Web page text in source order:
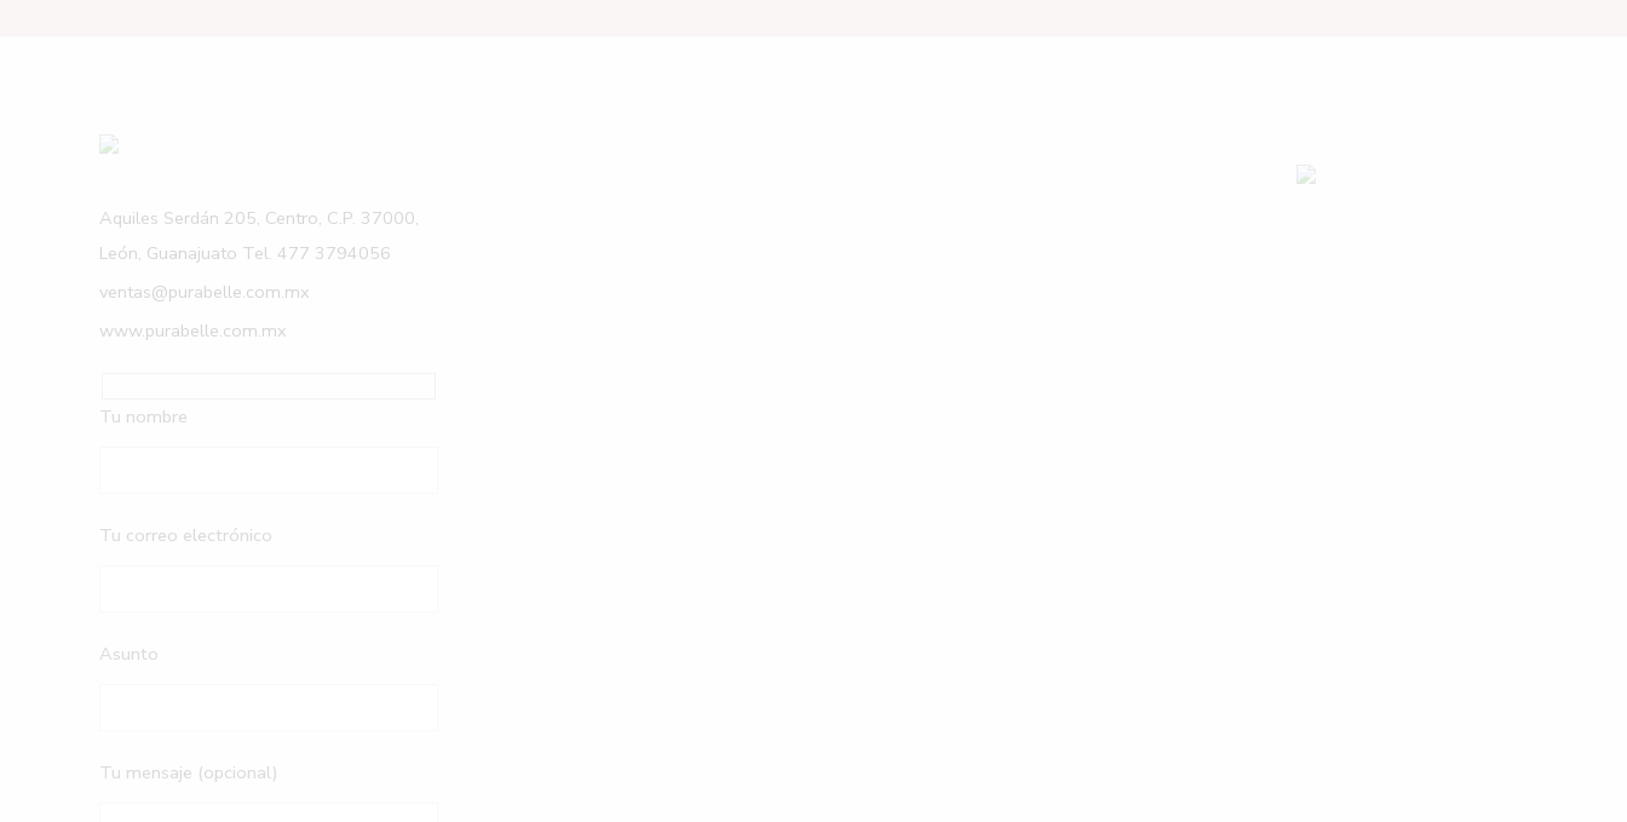
Aquiles Serdán 205, Centro, C.P. 37000,
León, Guanajuato Tel. 477 3794056
ventas@purabelle.com.mx
www.purabelle.com.mx
Tu nombre
Tu correo electrónico
Asunto
Tu mensaje (opcional)